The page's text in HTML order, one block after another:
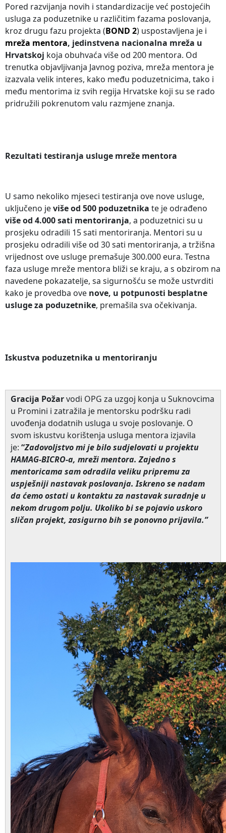
Pored razvijanja novih i standardizacije već postojećih
usluga za poduzetnike u različitim fazama poslovanja,
kroz drugu fazu projekta (BOND 2) uspostavljena je i
mreža mentora, jedinstvena nacionalna mreža u
Hrvatskoj koja obuhvaća više od 200 mentora. Od
trenutka objavljivanja Javnog poziva, mreža mentora je
izazvala velik interes, kako među poduzetnicima, tako i
među mentorima iz svih regija Hrvatske koji su se rado
pridružili pokrenutom valu razmjene znanja.
Rezultati testiranja usluge mreže mentora
U samo nekoliko mjeseci testiranja ove nove usluge,
uključeno jeviše od 500 poduzetnika te je odrađeno
više od 4.000 sati mentoriranja, a poduzetnici su u
prosjeku odradili 15 sati mentoriranja. Mentori su u
prosjeku odradili više od 30 sati mentoriranja, a tržišna
vrijednost ove usluge premašuje 300.000 eura. Testna
faza usluge mreže mentora bliži se kraju, a s obzirom na
navedene pokazatelje, sa sigurnošću se može ustvrditi
kako je provedba ove nove, u potpunosti besplatne
usluge za poduzetnike, premašila sva očekivanja.
Iskustva poduzetnika u mentoriranju
Gracija Požarvodi OPG za uzgoj konja u Suknovcima
u Promini i zatražila je mentorsku podršku radi
uvođenja dodatnih usluga u svoje poslovanje. O
svom iskustvu korištenja usluga mentora izjavila
je: “Zadovoljstvo mi je bilo sudjelovati u projektu
HAMAG-BICRO-a, mreži mentora. Zajedno s
mentoricama sam odradila veliku pripremu za
uspješniji nastavak poslovanja. Iskreno se nadam
da ćemo ostati u kontaktu za nastavak suradnje u
nekom drugom polju. Ukoliko bi se pojavio uskoro
sličan projekt, zasigurno bih se ponovno prijavila.”